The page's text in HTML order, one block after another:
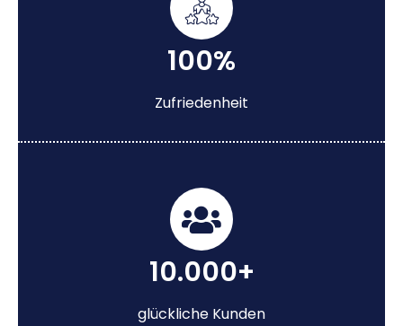
100%
Zufriedenheit
10.000+
glückliche Kunden